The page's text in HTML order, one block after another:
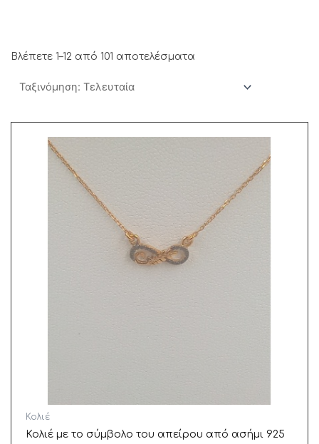
Κατηγορίες
Βραχιόλια(8)
Κολιέ(46)
Σκουλαρίκια
Βλέπετε 1–12 από 101 αποτελέσματα
Κολιέ
Κολιέ με το σύμβολο του απείρου από ασήμι 925